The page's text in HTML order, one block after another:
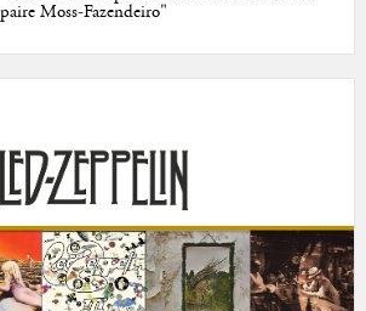
paire Moss-Fazendeiro"